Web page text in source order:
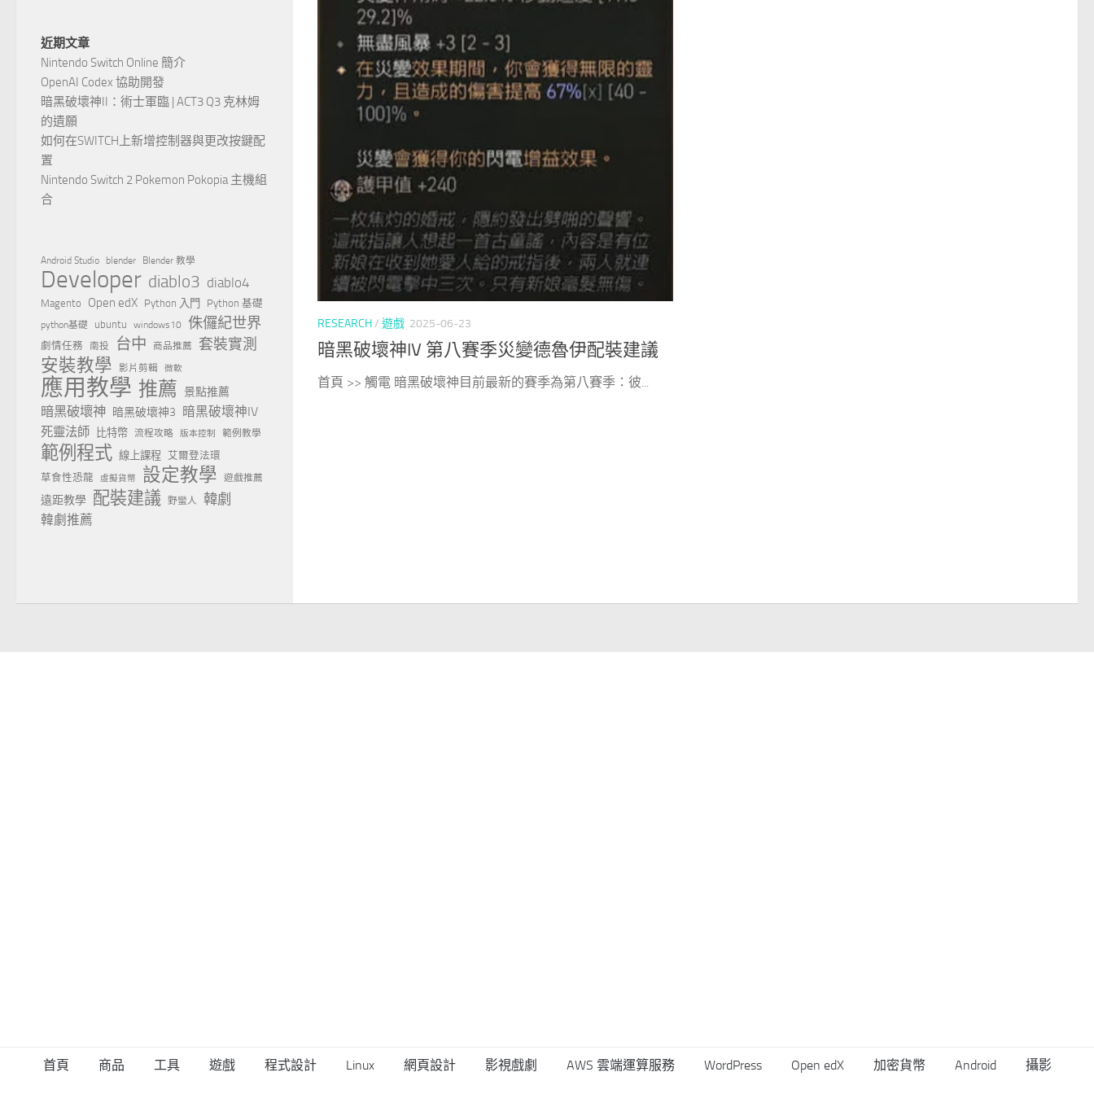
RESEARCH/ 遊戲 2025-06-23
暗黑破壞神IV 第八賽季災變德魯伊配裝建議
首頁 >> 觸電 暗黑破壞神目前最新的賽季為第八賽季：彼...
近期文章
Nintendo Switch Online 簡介
OpenAI Codex 協助開發
暗黑破壞神II：術士軍臨 | ACT3 Q3 克林姆
的遺願
如何在SWITCH上新增控制器與更改按鍵配
置
Nintendo Switch 2 Pokemon Pokopia 主機組
合
Android Studio blender Blender 教學
Developer diablo3 diablo4
Magento Open edX Python 入門 Python 基礎
python基礎 ubuntu windows10 侏儸紀世界
劇情任務 南投 台中 商品推薦 套裝實測
安裝教學 影片剪輯 微軟
應用教學 推薦 景點推薦
暗黑破壞神 暗黑破壞神3 暗黑破壞神IV
死靈法師 比特幣 流程攻略 版本控制 範例教學
範例程式 線上課程
艾爾登法環
草食性恐龍
虛擬貨幣 設定教學 遊戲推薦
遠距教學 配裝建議 野蠻人 韓劇
韓劇推薦
首頁 商品 工具 遊戲 程式設計 Linux 網頁設計 影視戲劇 AWS 雲端運算服務 WordPress Open edX 加密貨幣 Android 攝影